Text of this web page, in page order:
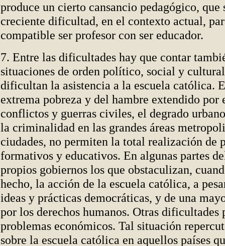
produce un cierto cansancio pedagógico, que
creciente dificultad, en el contexto actual,
compatible ser profesor con ser educador.
7. Entre las dificultades hay que contar
situaciones de orden político, social y
dificultan la asistencia a la escuela católica.
extrema pobreza y del hambre extendido por
conflictos y guerras civiles, el degrado
la criminalidad en las grandes áreas
ciudades, no permiten la total realización de
formativos y educativos. En algunas partes
propios gobiernos los que obstaculizan,
hecho, la acción de la escuela católica, a
ideas y prácticas democráticas, y de una
por los derechos humanos. Otras dificultades
problemas económicos. Tal situación
sobre la escuela católica en aquellos países